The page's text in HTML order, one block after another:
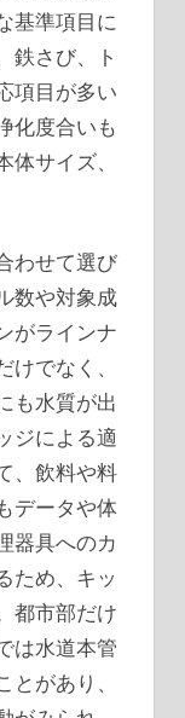
基準項目に
鉄さび、ト
項目が多い
化度合いも
サイズ、
わせて選び
数や対象成
がラインナ
でなく、
も水質が出
ジによる適
、飲料や料
データや体
器具へのカ
ため、キッ
都市部だけ
は水道本管
があり、